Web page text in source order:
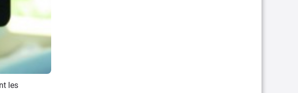
les